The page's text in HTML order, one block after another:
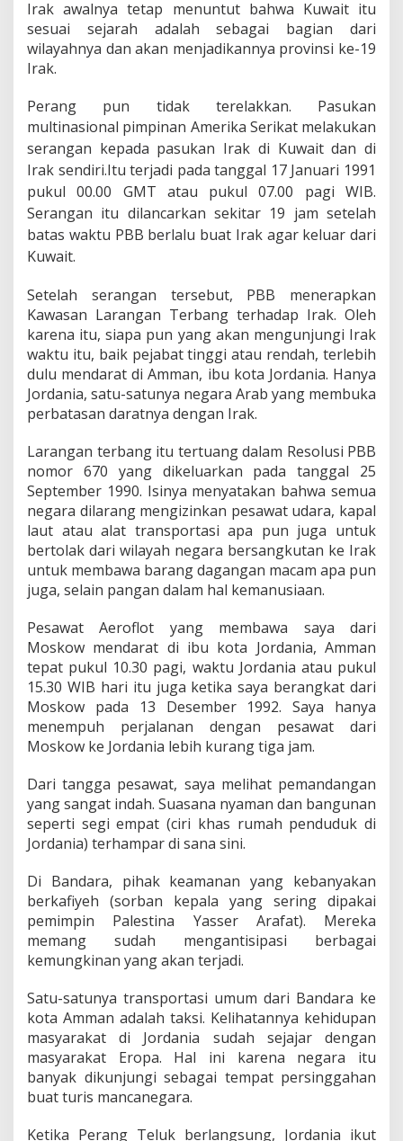
k
(
5
Irak awalnya tetap menuntut bahwa Kuwait itu
sesuai sejarah adalah sebagai bagian dari
wilayahnya dan akan menjadikannya provinsi ke-19
Irak.
Perang pun tidak terelakkan. Pasukan
multinasional pimpinan Amerika Serikat melakukan
serangan kepada pasukan Irak di Kuwait dan di
Irak sendiri.Itu terjadi pada tanggal 17 Januari 1991
pukul 00.00 GMT atau pukul 07.00 pagi WIB.
Serangan itu dilancarkan sekitar 19 jam setelah
batas waktu PBB berlalu buat Irak agar keluar dari
Kuwait.
Setelah serangan tersebut, PBB menerapkan
Kawasan Larangan Terbang terhadap Irak. Oleh
karena itu, siapa pun yang akan mengunjungi Irak
waktu itu, baik pejabat tinggi atau rendah, terlebih
dulu mendarat di Amman, ibu kota Jordania. Hanya
Jordania, satu-satunya negara Arab yang membuka
perbatasan daratnya dengan Irak.
Larangan terbang itu tertuang dalam Resolusi PBB
nomor 670 yang dikeluarkan pada tanggal 25
September 1990. Isinya menyatakan bahwa semua
negara dilarang mengizinkan pesawat udara, kapal
laut atau alat transportasi apa pun juga untuk
bertolak dari wilayah negara bersangkutan ke Irak
untuk membawa barang dagangan macam apa pun
juga, selain pangan dalam hal kemanusiaan.
Pesawat Aeroflot yang membawa saya dari
Moskow mendarat di ibu kota Jordania, Amman
tepat pukul 10.30 pagi, waktu Jordania atau pukul
15.30 WIB hari itu juga ketika saya berangkat dari
Moskow pada 13 Desember 1992. Saya hanya
menempuh perjalanan dengan pesawat dari
Moskow ke Jordania lebih kurang tiga jam.
Dari tangga pesawat, saya melihat pemandangan
yang sangat indah. Suasana nyaman dan bangunan
seperti segi empat (ciri khas rumah penduduk di
Jordania) terhampar di sana sini.
Di Bandara, pihak keamanan yang kebanyakan
berkafiyeh (sorban kepala yang sering dipakai
pemimpin Palestina Yasser Arafat). Mereka
memang sudah mengantisipasi berbagai
kemungkinan yang akan terjadi.
Satu-satunya transportasi umum dari Bandara ke
kota Amman adalah taksi. Kelihatannya kehidupan
masyarakat di Jordania sudah sejajar dengan
masyarakat Eropa. Hal ini karena negara itu
banyak dikunjungi sebagai tempat persinggahan
buat turis mancanegara.
Ketika Perang Teluk berlangsung, Jordania ikut